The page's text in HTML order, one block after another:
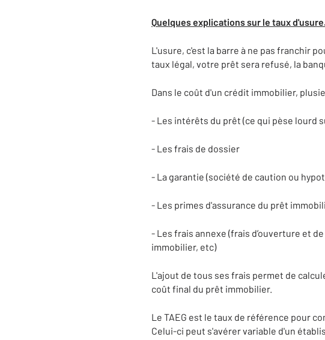
Quelques explications sur le taux
L'usure, c'est la barre à ne pas franchir
taux légal, votre prêt sera refusé, la
Dans le coût d'un crédit immobilier,
- Les intérêts du prêt (ce qui pèse lourd
- Les frais de dossier
- La garantie (société de caution ou
- Les primes d'assurance du prêt
- Les frais annexe (frais d’ouverture et
immobilier, etc)
L'ajout de tous ses frais permet de
coût final du prêt immobilier.
Le TAEG est le taux de référence pour
Celui-ci peut s'avérer variable d'un